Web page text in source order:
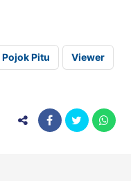
Pojok Pitu Viewer